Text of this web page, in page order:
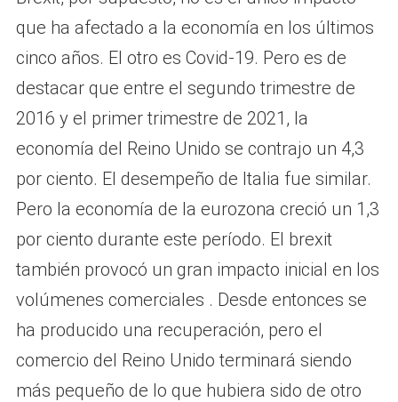
que ha afectado a la economía en los últimos
cinco años. El otro es Covid-19. Pero es de
destacar que entre el segundo trimestre de
2016 y el primer trimestre de 2021, la
economía del Reino Unido se contrajo un 4,3
por ciento. El desempeño de Italia fue similar.
Pero la economía de la eurozona creció un 1,3
por ciento durante este período. El brexit
también provocó un gran impacto inicial en los
volúmenes comerciales . Desde entonces se
ha producido una recuperación, pero el
comercio del Reino Unido terminará siendo
más pequeño de lo que hubiera sido de otro